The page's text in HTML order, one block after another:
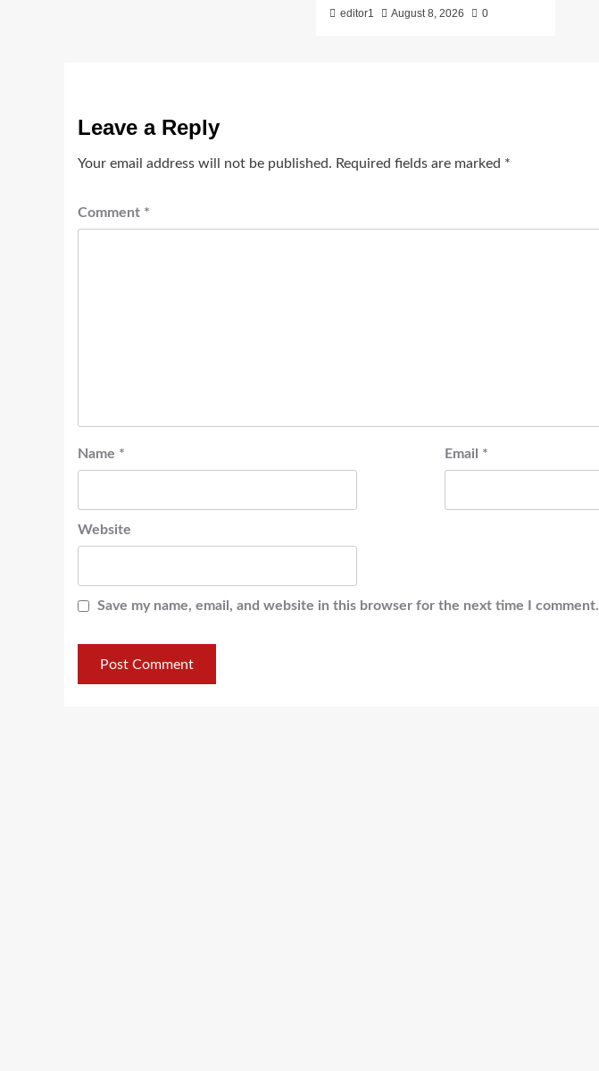
editor1 August 8, 2026 0
Leave a Reply
Your email address will not be published. Required fields are marked *
Comment *
Name * Email *
Website
Save my name, email, and website in this browser for the next time I comment.